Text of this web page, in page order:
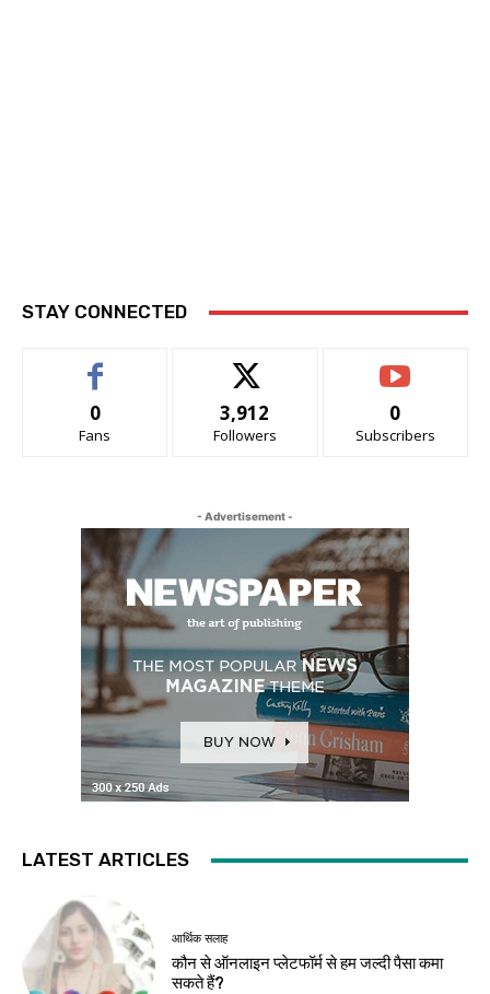
STAY CONNECTED
0
Fans
3,912
Followers
0
Subscribers
- Advertisement -
LATEST ARTICLES
आर्थिक सलाह
कौन से ऑनलाइन प्लेटफॉर्म से हम जल्दी पैसा कमा
सकते हैं?